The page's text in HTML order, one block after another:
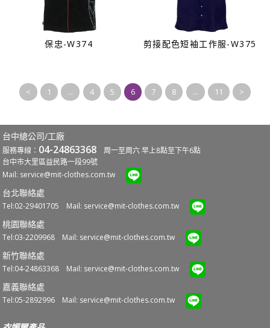
保忠-W374 剪接配色短袖工作服-W375
< 1 ... 4 5 6 7 8 ... 11 >
台中總公司/工廠
服務專線： 04-24863368 周一至周六 早上8點至下午6點
台中市大里區益民路一段99號
Mail: service@mit-clothes.com.tw
台北聯絡處
Tel:02-29401705 Mail: service@mit-clothes.com.tw
桃園聯絡處
Tel:03-2209968 Mail: service@mit-clothes.com.tw
新竹聯絡處
Tel:04-24863368 Mail: service@mit-clothes.com.tw
嘉義聯絡處
Tel:05-2892996 Mail: service@mit-clothes.com.tw